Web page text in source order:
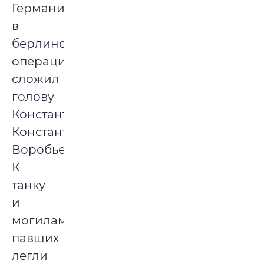
Германии
в
берлинской
операции
сложил
голову
Константин
Константинович
Воробьев.
К
танку
и
могилам
павших
легли